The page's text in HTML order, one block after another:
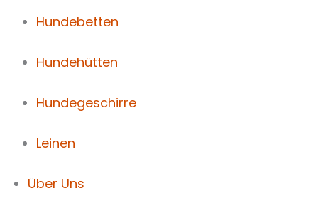
Hundebetten
Hundehütten
Hundegeschirre
Leinen
Über Uns